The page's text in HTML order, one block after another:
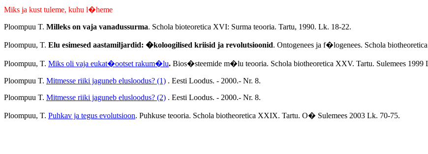
Miks ja kust tuleme, kuhu l�heme
Ploompuu T. Milleks on vaja vanadussurma. Schola bioteoretica XVI: Surma teooria. Tartu, 1990. Lk. 18-22.
Ploompuu, T. Elu esimesed aastamiljardid: �koloogilised kriisid ja revolutsioonid. Ontogenees ja f�logenees. Schola
Ploompuu, T. Miks oli vaja eukat�ootset rakum�lu. Bios�steemide m�lu teooria. Schola biotheoretica XXV. Tartu. Sulemees 1999
Ploompuu T. Mitmesse riiki jaguneb elusloodus? (1) . Eesti Loodus. - 2000.- Nr. 8.
Ploompuu T. Mitmesse riiki jaguneb elusloodus? (2) . Eesti Loodus. - 2000.- Nr. 8.
Ploompuu, T. Puhkav ja tegus evolutsioon. Puhkuse teooria. Schola biotheoretica XXIX. Tartu. O� Sulemees 2003 Lk. 70-75.